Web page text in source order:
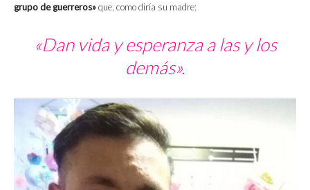
grupo de guerreros»que, como diría su madre:
«Dan vida y esperanza a las y los
demás».